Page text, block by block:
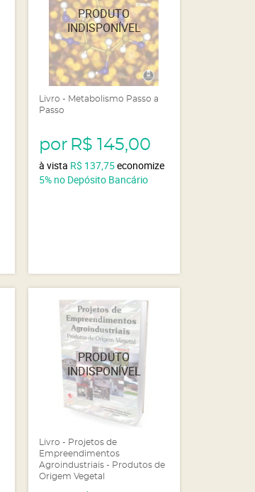
Livro - Metabolismo Passo a
Passo
por R$ 145,00
à vista R$ 137,75economize
5% no Depósito Bancário
Livro - Projetos de
Empreendimentos
Agroindustriais - Produtos de
Origem Vegetal